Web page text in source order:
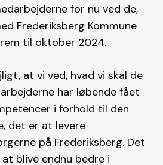
for nu ved de,
Frederiksberg Kommune
til oktober 2024.
at vi ved, hvad vi skal de
har løbende fået
i forhold til den
det er at levere
på Frederiksberg. Det
blive endnu bedre i